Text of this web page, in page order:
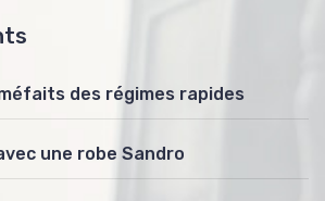
des régimes rapides
une robe Sandro